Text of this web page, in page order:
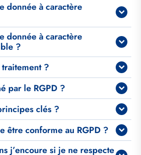
donnée à caractère
donnée à caractère
?
traitement ?
par le RGPD ?
clés ?
être conforme au RGPD ?
j’encoure si je ne respecte